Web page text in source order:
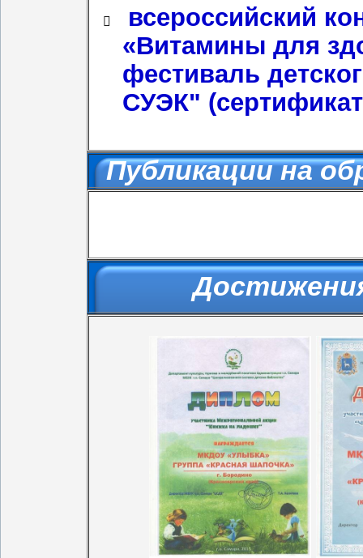
​
всероссийский
«Витамины для
фестиваль
СУЭК"
Публикации на